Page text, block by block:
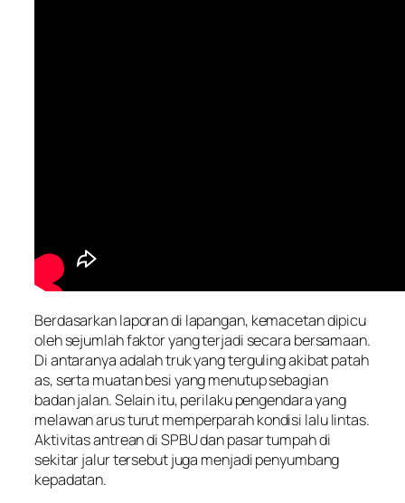
Berdasarkan laporan di lapangan, kemacetan dipicu
oleh sejumlah faktor yang terjadi secara bersamaan.
Di antaranya adalah truk yang terguling akibat patah
as, serta muatan besi yang menutup sebagian
badan jalan. Selain itu, perilaku pengendara yang
melawan arus turut memperparah kondisi lalu lintas.
Aktivitas antrean di SPBU dan pasar tumpah di
sekitar jalur tersebut juga menjadi penyumbang
kepadatan.